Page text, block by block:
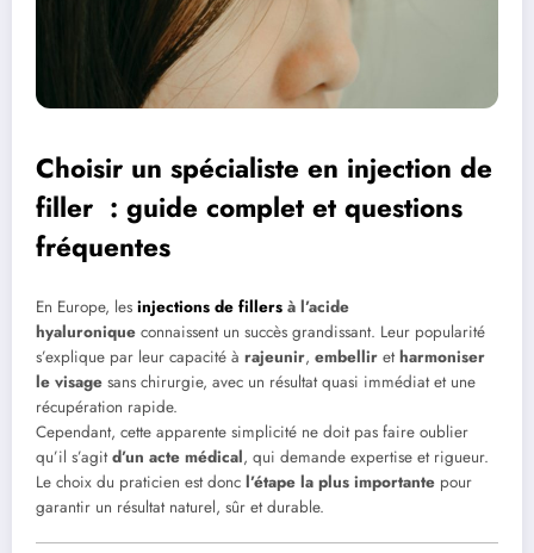
Choisir un spécialiste en injection de
filler : guide complet et questions
fréquentes
En Europe, les injections de fillers à l’acide
hyaluronique connaissent un succès grandissant. Leur popularité
s’explique par leur capacité à rajeunir, embellir etharmoniser
le visage sans chirurgie, avec un résultat quasi immédiat et une
récupération rapide.
Cependant, cette apparente simplicité ne doit pas faire oublier
qu’il s’agitd’un acte médical, qui demande expertise et rigueur.
Le choix du praticien est donc l’étape la plus importante pour
garantir un résultat naturel, sûr et durable.